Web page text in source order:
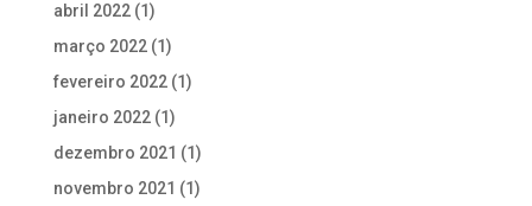
abril 2022(1)
março 2022(1)
fevereiro 2022(1)
janeiro 2022(1)
dezembro 2021 (1)
novembro 2021 (1)